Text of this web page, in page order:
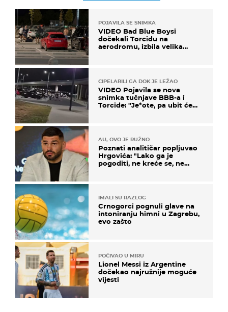
POJAVILA SE SNIMKA
VIDEO Bad Blue Boysi
dočekali Torcidu na
aerodromu, izbila velika
CIPELARILI GA DOK JE LEŽAO
VIDEO Pojavila se nova
snimka tučnjave BBB-a i
Torcide: "Je*ote, pa ubit će
AU, OVO JE RUŽNO
Poznati analitičar popljuvao
Hrgovića: "Lako ga je
pogoditi, ne kreće se, ne
IMALI SU RAZLOG
Crnogorci pognuli glave na
intoniranju himni u Zagrebu,
evo zašto
POČIVAO U MIRU
Lionel Messi iz Argentine
dočekao najružnije moguće
vijesti